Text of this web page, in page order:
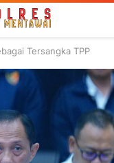
Tersangka TPP